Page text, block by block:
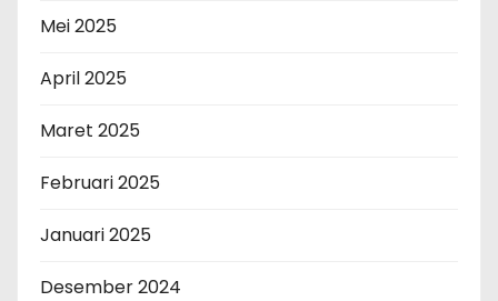
Mei 2025
April 2025
Maret 2025
Februari 2025
Januari 2025
Desember 2024